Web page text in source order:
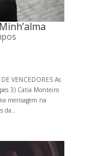
VENCEDORES As
3) Catia Monteiro
mensagem na
da...